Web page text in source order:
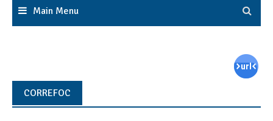
Main Menu
CORREFOC